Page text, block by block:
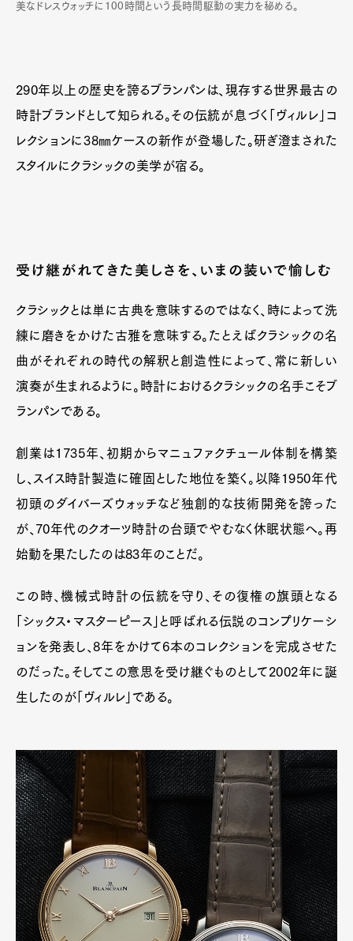
美なドレスウォッチに100時間という長時間駆動の実力を秘める。
290年以上の歴史を誇るブランパンは、現存する世界最古の
時計ブランドとして知られる。その伝統が息づく「ヴィルレ」コ
レクションに38㎜ケースの新作が登場した。研ぎ澄まされた
スタイルにクラシックの美学が宿る。
受け継がれてきた美しさを、いまの装いで愉しむ
クラシックとは単に古典を意味するのではなく、時によって洗
練に磨きをかけた古雅を意味する。たとえばクラシックの名
曲がそれぞれの時代の解釈と創造性によって、常に新しい
演奏が生まれるように。時計におけるクラシックの名手こそブ
ランパンである。
創業は1735年、初期からマニュファクチュール体制を構築
し、スイス時計製造に確固とした地位を築く。以降1950年代
初頭のダイバーズウォッチなど独創的な技術開発を誇った
が、70年代のクオーツ時計の台頭でやむなく休眠状態へ。再
始動を果たしたのは83年のことだ。
この時、機械式時計の伝統を守り、その復権の旗頭となる
「シックス・マスターピース」と呼ばれる伝説のコンプリケーシ
ョンを発表し、8年をかけて6本のコレクションを完成させた
のだった。そしてこの意思を受け継ぐものとして2002年に誕
生したのが「ヴィルレ」である。